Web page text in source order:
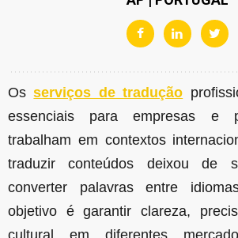
Osserviços de tradução
essenciais para empresas e
trabalham em contextos
traduzir conteúdos deixou de
converter palavras entre
objetivo é garantir clareza,
cultural em diferentes